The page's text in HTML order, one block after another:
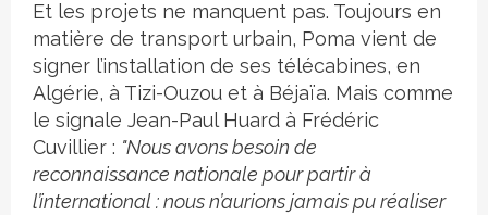
Et les projets ne manquent pas. Toujours en
matière de transport urbain, Poma vient de
signer l’installation de ses télécabines, en
Algérie, à Tizi-Ouzou et à Béjaïa. Mais comme
le signale Jean-Paul Huard à Frédéric
Cuvillier : "Nous avons besoin de
reconnaissance nationale pour partir à
l’international : nous n’aurions jamais pu réaliser